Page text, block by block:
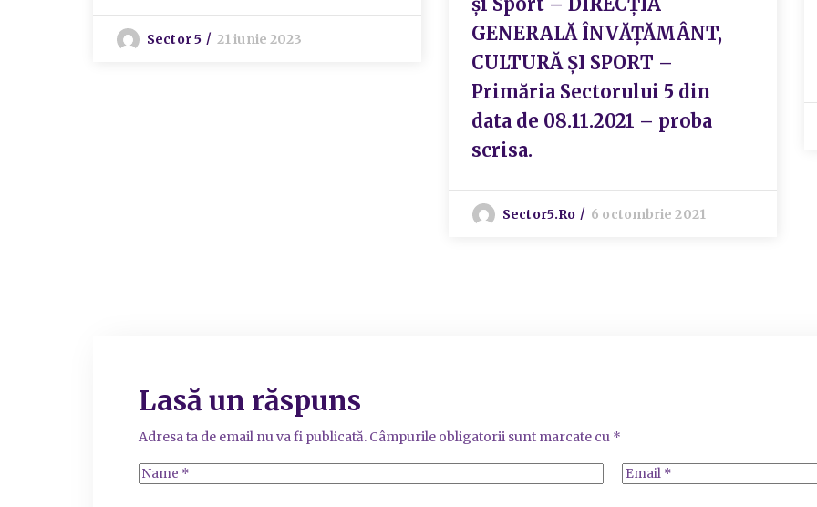
Sector 5 21 iunie 2023
GENERALĂ ÎNVĂȚĂMÂNT,
CULTURĂ ȘI SPORT –
Primăria Sectorului 5 din
data de 08.11.2021 – proba
scrisa.
Sector5.ro 6 octombrie 2021
Lasă un răspuns
Adresa ta de email nu va fi publicată. Câmpurile obligatorii sunt marcate cu *